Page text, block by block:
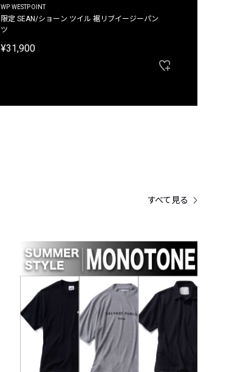
WP WESTPOINT
限定 SEAN/ショーン ツイル 裾リブイージーパン
ツ
¥31,900
すべて見る